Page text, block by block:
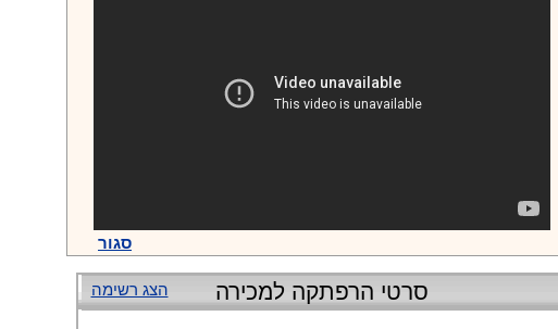
סגור
הצג רשימה סרטי הרפתקה למכירה